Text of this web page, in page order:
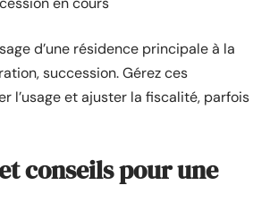
d’une résidence principale à la
succession. Gérez ces
l’usage et ajuster la fiscalité, parfois
conseils pour une